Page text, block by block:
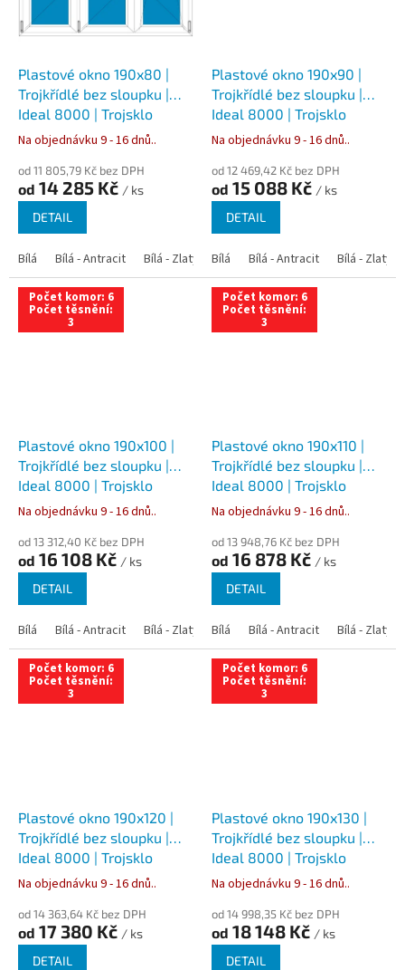
Plastové okno 190x80 |
Trojkřídlé bez sloupku |
Ideal 8000 | Trojsklo
Na objednávku 9 - 16 dnů..
od 11 805,79 Kč bez DPH
od 14 285 Kč / ks
DETAIL
Bílá Bílá - Antracit Bílá - Zlatý dub Bílá - Tmavý dub Bílá -
Plastové okno 190x90 |
Trojkřídlé bez sloupku |
Ideal 8000 | Trojsklo
Na objednávku 9 - 16 dnů..
od 12 469,42 Kč bez DPH
od 15 088 Kč / ks
DETAIL
Bílá Bílá - Antracit Bílá - Zlatý
Počet komor: 6
Počet těsnění:
3
Plastové okno 190x100 |
Trojkřídlé bez sloupku |
Ideal 8000 | Trojsklo
Na objednávku 9 - 16 dnů..
od 13 312,40 Kč bez DPH
od 16 108 Kč / ks
DETAIL
Bílá Bílá - Antracit Bílá - Zlatý dub Bílá - Tmavý dub Bílá -
Počet komor: 6
Počet těsnění:
3
Plastové okno 190x110 |
Trojkřídlé bez sloupku |
Ideal 8000 | Trojsklo
Na objednávku 9 - 16 dnů..
od 13 948,76 Kč bez DPH
od 16 878 Kč / ks
DETAIL
Bílá Bílá - Antracit Bílá - Zlatý
Počet komor: 6
Počet těsnění:
3
Plastové okno 190x120 |
Trojkřídlé bez sloupku |
Ideal 8000 | Trojsklo
Na objednávku 9 - 16 dnů..
od 14 363,64 Kč bez DPH
od 17 380 Kč / ks
DETAIL
Počet komor: 6
Počet těsnění:
3
Plastové okno 190x130 |
Trojkřídlé bez sloupku |
Ideal 8000 | Trojsklo
Na objednávku 9 - 16 dnů..
od 14 998,35 Kč bez DPH
od 18 148 Kč / ks
DETAIL